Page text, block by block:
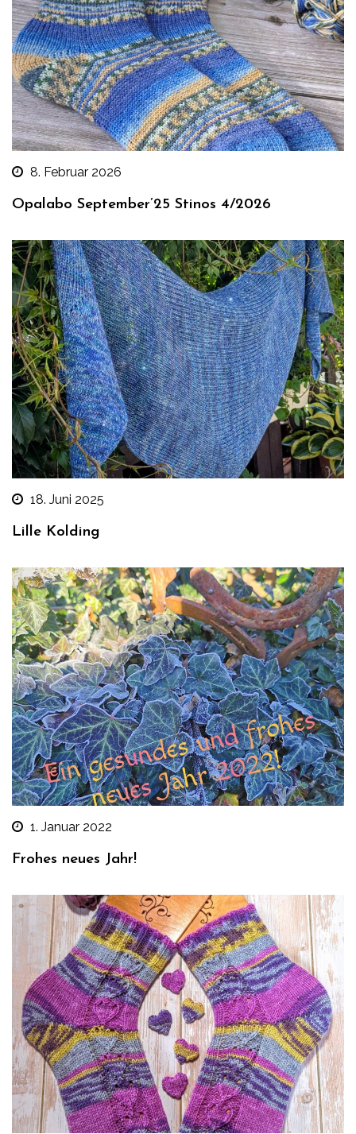
8. Februar 2026
Opalabo September’25 Stinos 4/2026
18. Juni 2025
Lille Kolding
1. Januar 2022
Frohes neues Jahr!